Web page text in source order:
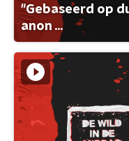
"Gebaseerd op
anon ...